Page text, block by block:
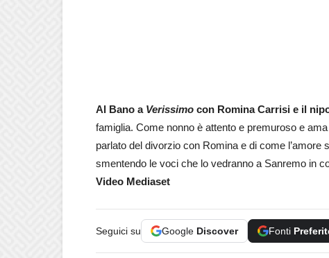
Al Bano a Verissimo con Romina Carrisi e il
famiglia. Come nonno è attento e premuroso e
parlato del divorzio con Romina e di come
smentendo le voci che lo vedranno a Sanremo in
Video Mediaset
Seguici su Google Discover Fonti